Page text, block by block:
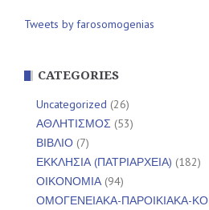
Tweets by farosomogenias
CATEGORIES
Uncategorized (26)
ΑΘΛΗΤΙΣΜΟΣ (53)
ΒΙΒΛΙΟ (7)
ΕΚΚΛΗΣΙΑ (ΠΑΤΡΙΑΡΧΕΙΑ) (182)
ΟΙΚΟΝΟΜΙΑ(94)
ΟΜΟΓΕΝΕΙΑΚΑ-ΠΑΡΟΙΚΙΑΚΑ-